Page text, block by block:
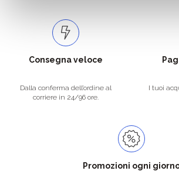
Consegna veloce
Dalla conferma dell’ordine al
corriere in 24/96 ore.
I tuoi
Promozioni ogni